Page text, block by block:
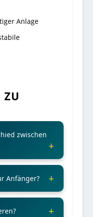
Anlage
ZU
zwischen
Anfänger?